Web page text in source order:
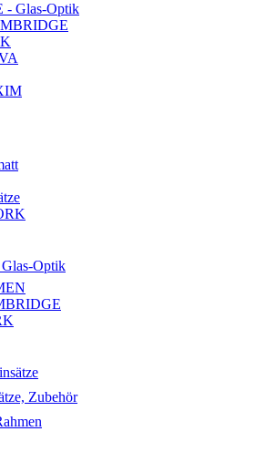
- Glas-Optik
Optik
Zubehör